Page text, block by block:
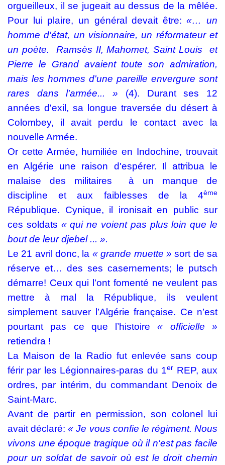
orgueilleux, il se jugeait au dessus de la mêlée.
Pour lui plaire, un général devait être:«… un
homme d'état, un visionnaire, un réformateur et
un poète.
Ramsès II, Mahomet, Saint Louis
et
Pierre le Grand avaient toute son admiration,
mais les hommes d'une pareille envergure sont
rares dans l'armée... » (4). Durant ses 12
années d'exil, sa longue traversée du désert à
Colombey, il avait perdu le contact avec la
nouvelle Armée.
Or cette Armée, humiliée en Indochine, trouvait
en Algérie une raison d'espérer. Il attribua le
malaise des militaires
à un manque de
discipline et aux faiblesses de la 4ème
République. Cynique, il ironisait en public sur
ces soldats « qui ne voient pas plus loin que le
bout de leur djebel ... ».
Le 21 avril donc, la « grande muette » sort de sa
réserve et… des ses casernements; le putsch
démarre! Ceux qui l’ont fomenté ne veulent pas
mettre à mal la République, ils veulent
simplement sauver l’Algérie française. Ce n’est
pourtant pas ce que l’histoire« officielle »
retiendra !
La Maison de la Radio fut enlevée sans coup
férir par les Légionnaires-paras du 1er REP, aux
ordres, par intérim, du commandant Denoix de
Saint-Marc.
Avant de partir en permission, son colonel lui
avait déclaré:« Je vous confie le régiment. Nous
vivons une époque tragique où il n'est pas facile
pour un soldat de savoir où est le droit chemin